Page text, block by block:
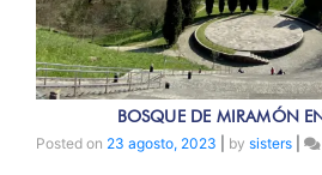
BOSQUE DE MIRAMÓN
Posted on 23 agosto, 2023 by sisters